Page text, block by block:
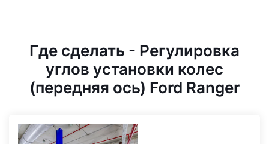
Где сделать - Регулировка
углов установки колес
(передняя ось) Ford Ranger